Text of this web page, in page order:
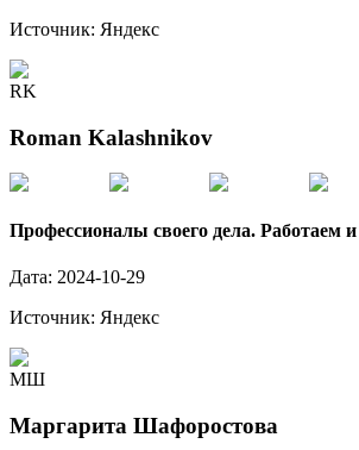
Источник: Яндекс
RK
Roman Kalashnikov
Профессионалы своего дела. Работаем
Дата: 2024-10-29
Источник: Яндекс
МШ
Маргарита Шафоростова